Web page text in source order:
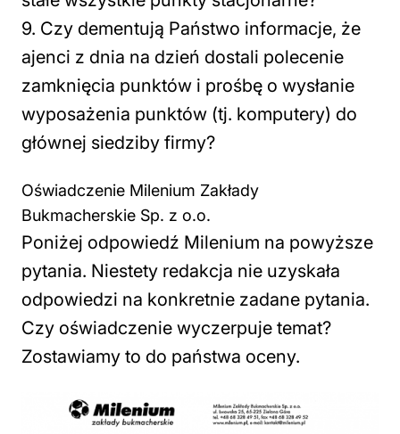
9. Czy dementują Państwo informacje, że
ajenci z dnia na dzień dostali polecenie
zamknięcia punktów i prośbę o wysłanie
wyposażenia punktów (tj. komputery) do
głównej siedziby firmy?
Oświadczenie Milenium Zakłady
Bukmacherskie Sp. z o.o.
Poniżej odpowiedź Milenium na powyższe
pytania. Niestety redakcja nie uzyskała
odpowiedzi na konkretnie zadane pytania.
Czy oświadczenie wyczerpuje temat?
Zostawiamy to do państwa oceny.